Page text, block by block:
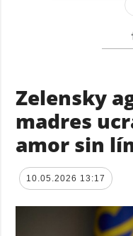
Zelensky
madres
amor sin
10.05.2026 13:17